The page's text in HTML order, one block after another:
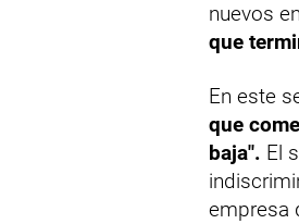
nuevos
que
En este
que
baja". El
empresa